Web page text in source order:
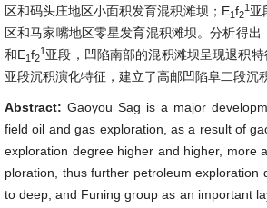
区和码头庄地区小面积发育混积滩坝；E1f2
1亚
区和马家嘴地区零星发育混积滩坝。分析得出
和E1f2
1 亚段，凹陷南部的混积滩坝呈现退积
亚段沉积演化特征，建立了高邮凹陷阜二段沉
Abstract: Gaoyou Sag is a major
field oil and gas exploration, as a result of
exploration degree higher and higher, more
ploration, thus further petroleum exploration
to deep, and Funing group as an important